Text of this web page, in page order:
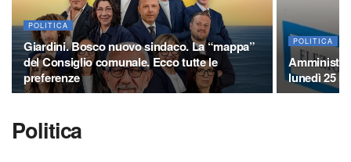
POLITICA
Giardini. Bosco nuovo sindaco. La “mappa”
del Consiglio comunale. Ecco tutte le
preferenze
POLITICA
lunedì 25
Politica